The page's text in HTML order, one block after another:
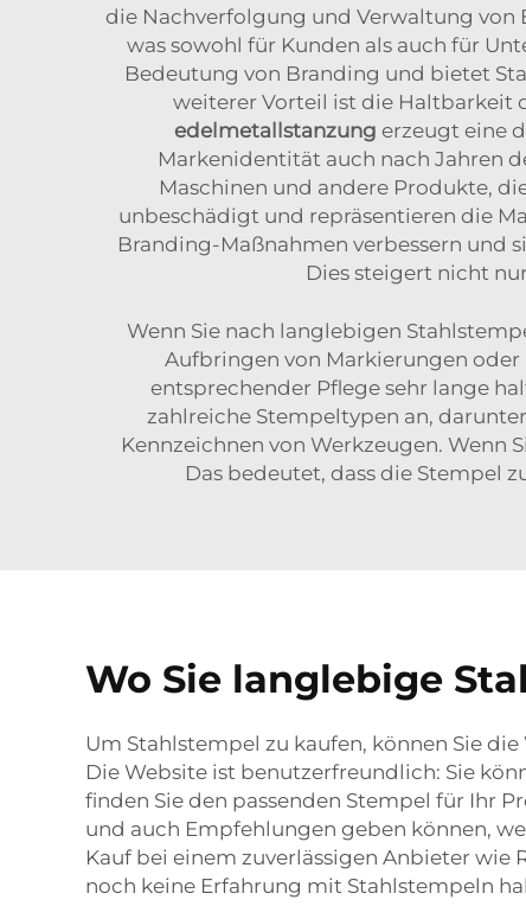
die Nachverfolgung und Verwaltung von
was sowohl für Kunden als auch für
Bedeutung von Branding und bietet
weiterer Vorteil ist die Haltbarkeit
edelmetallstanzung erzeugt eine
Markenidentität auch nach Jahren
Maschinen und andere Produkte,
unbeschädigt und repräsentieren die
Branding-Maßnahmen verbessern und
Dies steigert nicht
Wenn Sie nach langlebigen
Aufbringen von Markierungen
entsprechender Pflege sehr lange
zahlreiche Stempeltypen an,
Kennzeichnen von Werkzeugen. Wenn
Das bedeutet, dass die Stempel
Wo Sie langlebige
Um Stahlstempel zu kaufen, können Sie
Die Website ist benutzerfreundlich: Sie
finden Sie den passenden Stempel für Ihr
und auch Empfehlungen geben können,
Kauf bei einem zuverlässigen Anbieter
noch keine Erfahrung mit Stahlstempeln